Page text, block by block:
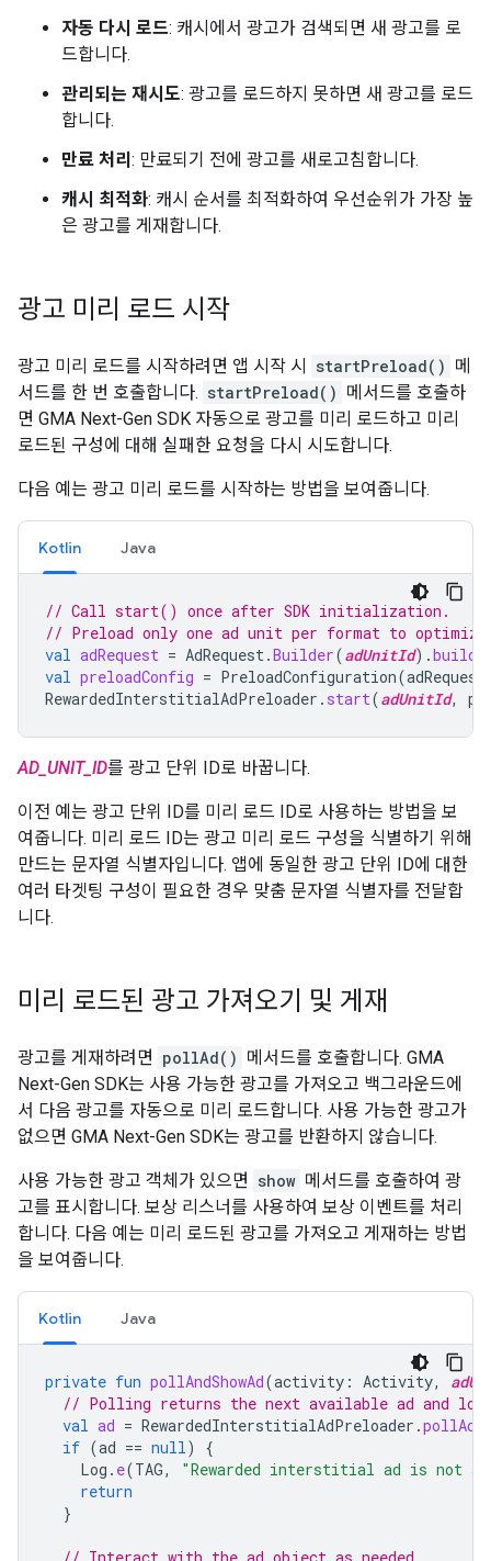
자동 다시 로드: 캐시에서 광고가 검색되면 새 광고를 로
드합니다.
관리되는 재시도: 광고를 로드하지 못하면 새 광고를 로드
합니다.
만료 처리 : 만료되기 전에 광고를 새로고침합니다.
캐시 최적화: 캐시 순서를 최적화하여 우선순위가 가장 높
은 광고를 게재합니다.
광고 미리 로드 시작
광고 미리 로드를 시작하려면 앱 시작 시 startPreload() 메
서드를 한 번 호출합니다. startPreload() 메서드를 호출하
면 GMA Next-Gen SDK 자동으로 광고를 미리 로드하고 미리
로드된 구성에 대해 실패한 요청을 다시 시도합니다.
다음 예는 광고 미리 로드를 시작하는 방법을 보여줍니다.
Kotlin Java
// Call start() once after SDK initialization.
// Preload only one ad unit per format to optimize
val adRequest = AdRequest.Builder(adUnitId).build
val preloadConfig = PreloadConfiguration(adRequest
RewardedInterstitialAdPreloader . start(adUnitId,
AD_UNIT_ID를 광고 단위 ID로 바꿉니다.
이전 예는 광고 단위 ID를 미리 로드 ID로 사용하는 방법을 보
여줍니다. 미리 로드 ID는 광고 미리 로드 구성을 식별하기 위해
만드는 문자열 식별자입니다. 앱에 동일한 광고 단위 ID에 대한
여러 타겟팅 구성이 필요한 경우 맞춤 문자열 식별자를 전달합
니다.
미리 로드된 광고 가져오기 및 게재
광고를 게재하려면 pollAd() 메서드를 호출합니다. GMA
Next-Gen SDK는 사용 가능한 광고를 가져오고 백그라운드에
서 다음 광고를 자동으로 미리 로드합니다. 사용 가능한 광고가
없으면 GMA Next-Gen SDK는 광고를 반환하지 않습니다.
사용 가능한 광고 객체가 있으면 show 메서드를 호출하여 광
고를 표시합니다. 보상 리스너를 사용하여 보상 이벤트를 처리
합니다. 다음 예는 미리 로드된 광고를 가져오고 게재하는 방법
을 보여줍니다.
Kotlin Java
private fun pollAndShowAd(activity : Activity,
// Polling returns the next available ad and
val ad = RewardedInterstitialAdPreloader .pollAd
if (ad == null)
{
Log . e(TAG,
"Rewarded interstitial ad is not
return
}